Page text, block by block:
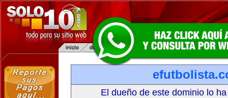
El dueño de este dominio lo